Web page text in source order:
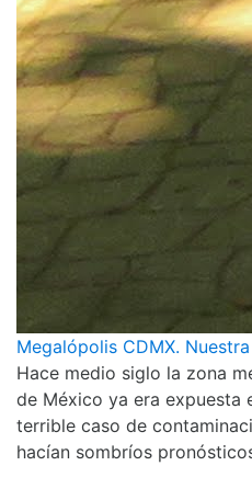
Megalópolis CDMX.
Hace medio siglo la zona
de México ya era expuesta
terrible caso de
hacían sombríos